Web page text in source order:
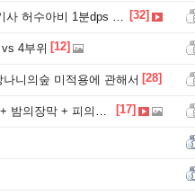
수아비 1분dps 42억딜 [32]
4부위 [12]
니의숲 미적용에 관해서 [28]
기루 적용 허수아비테스트 [17]